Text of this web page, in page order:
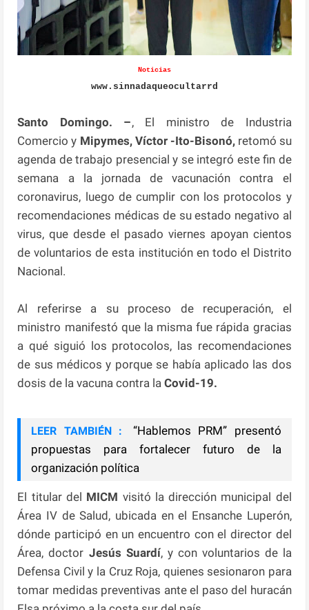
Noticias
www.sinnadaqueocultarrd
Santo Domingo. –, El ministro de Industria
Comercio y Mipymes, Víctor -Ito-Bisonó,retomó su
agenda de trabajo presencial y se integró este fin de
semana a la jornada de vacunación contra el
coronavirus, luego de cumplir con los protocolos y
recomendaciones médicas de su estado negativo al
virus, que desde el pasado viernes apoyan cientos
de voluntarios de esta institución en todo el Distrito
Nacional.
Al referirse a su proceso de recuperación, el
ministro manifestó que la misma fue rápida gracias
a qué siguió los protocolos, las recomendaciones
de sus médicos y porque se había aplicado las dos
dosis de la vacuna contra laCovid-19.
LEER TAMBIÉN :
“Hablemos PRM” presentó
propuestas para fortalecer futuro de la
organización política
El titular del MICM visitó la dirección municipal del
Área IV de Salud, ubicada en el Ensanche Luperón,
dónde participó en un encuentro con el director del
Área, doctor Jesús Suardí, y con voluntarios de la
Defensa Civil y la Cruz Roja, quienes sesionaron para
tomar medidas preventivas ante el paso del huracán